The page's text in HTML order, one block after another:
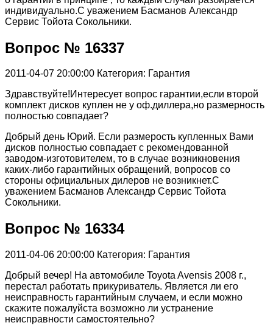
индивидуально.С уважением Басманов Александр
Сервис Тойота Сокольники.
Вопрос № 16337
2011-04-07 20:00:00 Категория: Гарантия
Здравствуйте!Интересует вопрос гарантии,если второй
комплект дисков куплен не у оф.диллера,но размерность
полностью совпадает?
Добрый день Юрий. Если размерость купленных Вами
дисков полностью совпадает с рекомендованной
заводом-изготовителем, то в случае возникновения
каких-либо гарантийных обращений, вопросов со
стороны официальных дилеров не возникнет.С
уважением Басманов Александр Сервис Тойота
Сокольники.
Вопрос № 16334
2011-04-06 20:00:00 Категория: Гарантия
Добрый вечер! На автомобиле Toyota Avensis 2008 г.,
перестал работать прикуриватель. Является ли его
неисправность гарантийным случаем, и если можно
скажите пожалуйста возможно ли устранение
неисправности самостоятельно?